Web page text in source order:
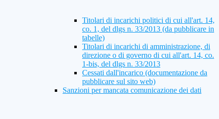
Titolari di incarichi politici di cui all'art. 14,
co. 1, del dlgs n. 33/2013 (da pubblicare in
tabelle)
Titolari di incarichi di amministrazione, di
direzione o di governo di cui all'art. 14, co.
1-bis, del dlgs n. 33/2013
Cessati dall'incarico (documentazione da
pubblicare sul sito web)
Sanzioni per mancata comunicazione dei dati